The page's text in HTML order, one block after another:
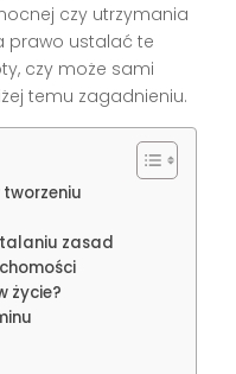
czy utrzymania
prawo ustalać te
czy może sami
temu zagadnieniu.
zasad
życie?